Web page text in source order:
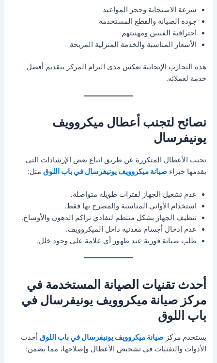
سرعة الاستجابة وحجز المواعيد
جودة الصيانة والقطع المستخدمة
احترافية الفنيين ومهنيتهم
الأسعار المناسبة والخدمة المنزلية المريحة
هذه التجارب الإيجابية تعكس مدى التزام المركز بتقديم أفضل
خدمة لعملائه.
نصائح لتجنب أعطال ميكروويف
يونيفرسال
تجنب الأعطال المتكررة عن طريق اتباع بعض الإرشادات التي
يقدمها خبراءصيانة ميكروويف يونيفرسال في باب اللوق مثل:
عدم تشغيل الجهاز لفترات طويلة متواصلة.
استخدام الأواني المناسبة والمصرح بها فقط.
تنظيف الجهاز بشكل منتظم لتفادي تراكم الدهون والأوساخ.
عدم إدخال أجسام معدنية داخل الميكروويف.
طلب صيانة فورية عند ظهور أي علامة على وجود خلل.
أحدث تقنيات الصيانة المستخدمة في
مركز صيانة ميكروويف يونيفرسال في
باب اللوق
يستخدم مركزصيانة ميكروويف يونيفرسال في باب اللوق أحدث
الأدوات والتقنيات في تشخيص الأعطال وإصلاحها، مما يضمن: